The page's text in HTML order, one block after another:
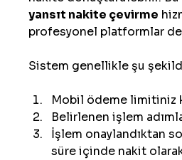
yansıt nakite çevirme
profesyonel platformlar
Sistem genellikle şu
Mobil ödeme limitiniz
Belirlenen işlem
İşlem onaylandıktan
süre içinde nakit